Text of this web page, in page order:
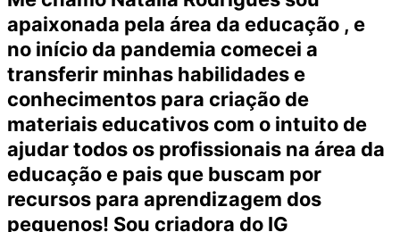
apaixonada pela área da educação , e
no início da pandemia comecei a
transferir minhas habilidades e
conhecimentos para criação de
materiais educativos com o intuito de
ajudar todos os profissionais na área da
educação e pais que buscam por
recursos para aprendizagem dos
pequenos! Sou criadora do IG